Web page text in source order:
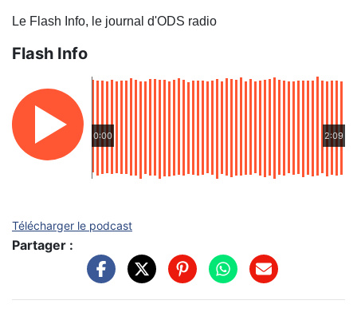
Le Flash Info, le journal d'ODS radio
Flash Info
0:00 2:09
Télécharger le podcast
Partager :